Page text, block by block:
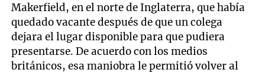
Makerfield, en el norte de Inglaterra, que había
quedado vacante después de que un colega
dejara el lugar disponible para que pudiera
presentarse. De acuerdo con los medios
británicos, esa maniobra le permitió volver al